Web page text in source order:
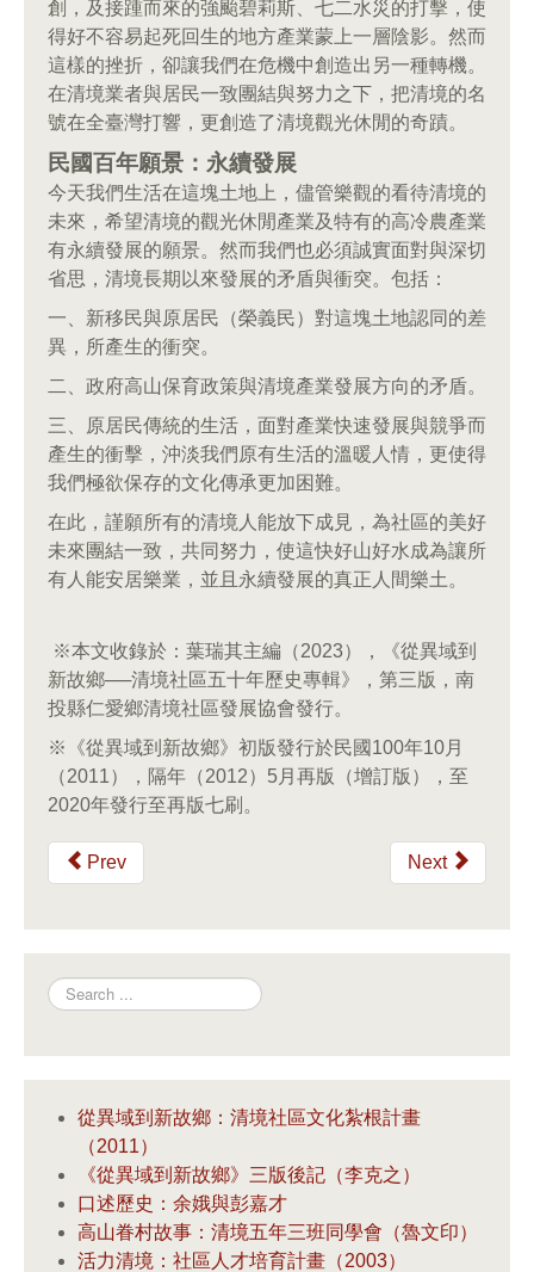
創，及接踵而來的強颱碧莉斯、七二水災的打擊，使
得好不容易起死回生的地方產業蒙上一層陰影。然而
這樣的挫折，卻讓我們在危機中創造出另一種轉機。
在清境業者與居民一致團結與努力之下，把清境的名
號在全臺灣打響，更創造了清境觀光休閒的奇蹟。
民國百年願景：永續發展
今天我們生活在這塊土地上，儘管樂觀的看待清境的
未來，希望清境的觀光休閒產業及特有的高冷農產業
有永續發展的願景。然而我們也必須誠實面對與深切
省思，清境長期以來發展的矛盾與衝突。包括：
一、新移民與原居民（榮義民）對這塊土地認同的差
異，所產生的衝突。
二、政府高山保育政策與清境產業發展方向的矛盾。
三、原居民傳統的生活，面對產業快速發展與競爭而
產生的衝擊，沖淡我們原有生活的溫暖人情，更使得
我們極欲保存的文化傳承更加困難。
在此，謹願所有的清境人能放下成見，為社區的美好
未來團結一致，共同努力，使這快好山好水成為讓所
有人能安居樂業，並且永續發展的真正人間樂土。
※本文收錄於：葉瑞其主編（2023），《從異域到
新故鄉──清境社區五十年歷史專輯》，第三版，南
投縣仁愛鄉清境社區發展協會發行。
※《從異域到新故鄉》初版發行於民國100年10月
（2011），隔年（2012）5月再版（增訂版），至
2020年發行至再版七刷。
Prev Next
Search
從異域到新故鄉：清境社區文化紮根計畫
（2011）
《從異域到新故鄉》三版後記（李克之）
口述歷史：余娥與彭嘉才
高山眷村故事：清境五年三班同學會（魯文印）
活力清境：社區人才培育計畫（2003）